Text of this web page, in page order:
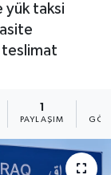
yük taksi
teslimat
PAYLAŞIM